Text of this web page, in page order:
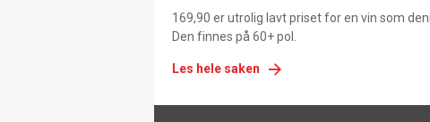
169,90 er utrolig lavt priset for en vin som
Den finnes på 60+ pol.
Les hele saken